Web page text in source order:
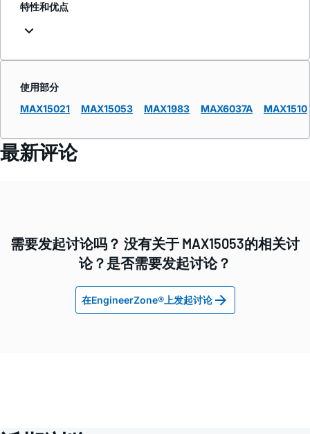
特性和优点
使用部分
MAX15021
MAX15053 MAX1983 MAX6037A MAX1510
最新评论
需要发起讨论吗？ 没有关于 MAX15053的相关讨
论？是否需要发起讨论？
在EngineerZone®上发起讨论